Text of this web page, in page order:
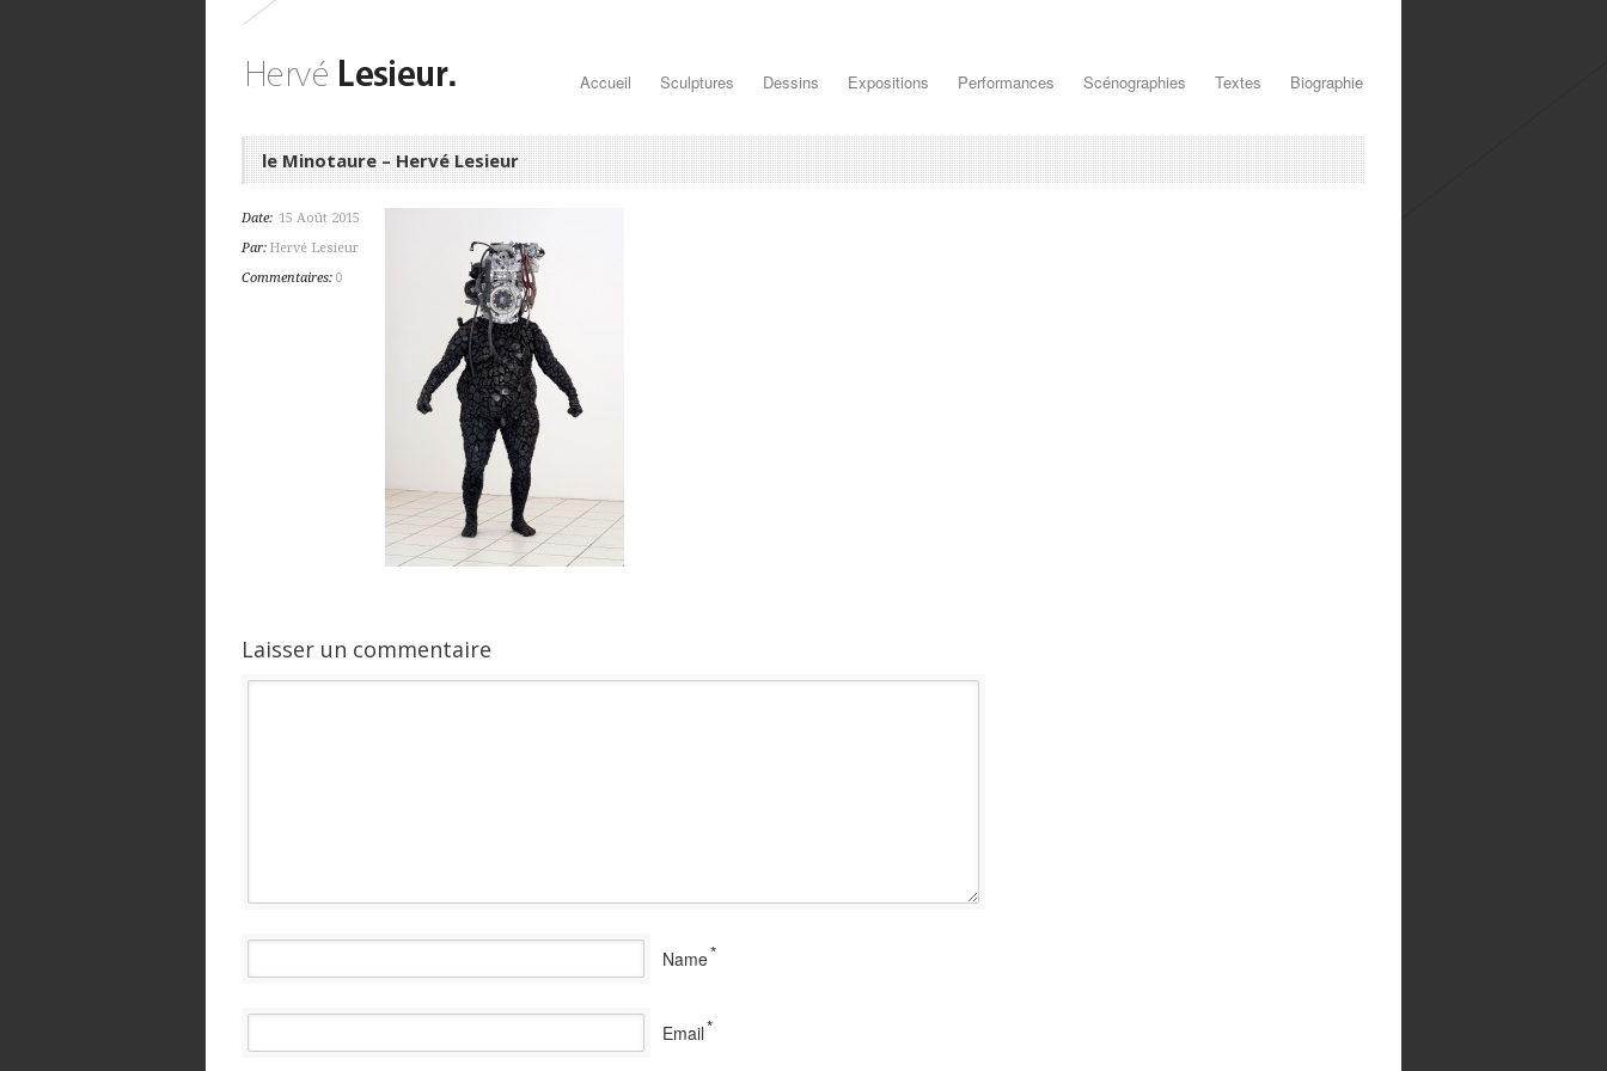
Accueil Sculptures Dessins Expositions Performances Scénographies Textes Biographie
le Minotaure – Hervé Lesieur
Date: 15 Août 2015
Par: Hervé Lesieur
Commentaires: 0
Laisser un commentaire
Name*
Email*